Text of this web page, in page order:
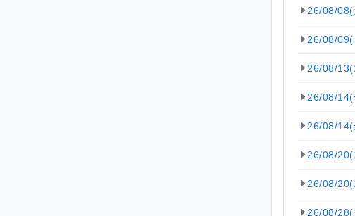
26/08/
26/08/
26/08/
26/08/
26/08/
26/08/
26/08/
26/08/